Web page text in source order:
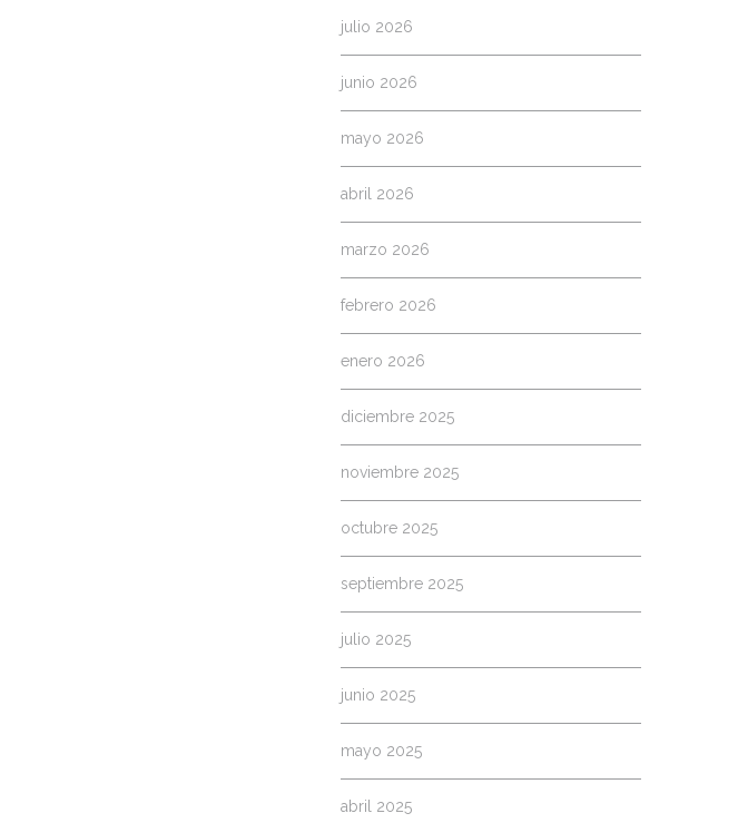
julio 2026
junio 2026
mayo 2026
abril 2026
marzo 2026
febrero 2026
enero 2026
diciembre 2025
noviembre 2025
octubre 2025
septiembre 2025
julio 2025
junio 2025
mayo 2025
abril 2025